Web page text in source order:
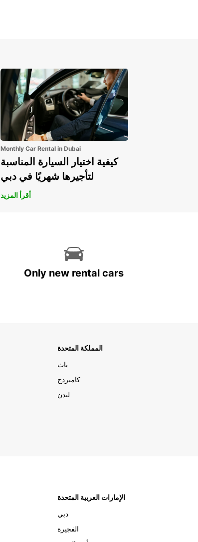
Monthly Car Rental in Dubai
كيفية اختيار السيارة المناسبة
لتأجيرها شهريًا في دبي
أقرأ المزيد
Only new rental cars
المملكة المتحدة
باث
كامبردج
لندن
الإمارات العربية المتحدة
دبي
الفجيرة